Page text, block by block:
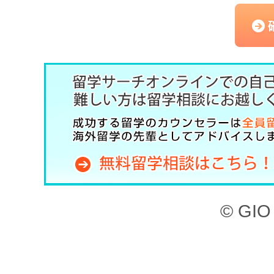
（以下、「本サービス」
記のとおり、留学サーチ
約」といいます。）を定
した上で、本サービスを
第1章 （目的）
本サイト、ならびに本サ
ービスを利用することが
© GIO